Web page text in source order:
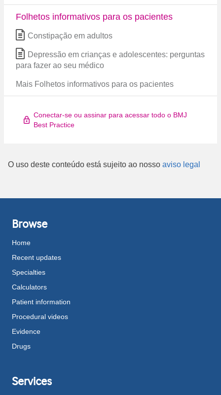
Folhetos informativos para os pacientes
Constipação em adultos
Depressão em crianças e adolescentes: perguntas
para fazer ao seu médico
Mais Folhetos informativos para os pacientes
Conectar-se ou assinar para acessar todo o BMJ
Best Practice
O uso deste conteúdo está sujeito ao nosso aviso legal
Browse
Home
Recent updates
Specialties
Calculators
Patient information
Procedural videos
Evidence
Drugs
Services